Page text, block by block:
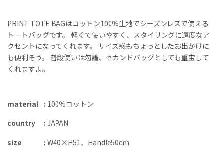
PRINT TOTE BAGはコットン100%生地でシーズンレスで使える
トートバッグです。 軽くて使いやすく、スタイリングに適度なア
クセントになってくれます。 サイズ感もちょっとしたお出かけに
も便利そう。 普段使いは勿論、セカンドバッグとしても重宝して
くれますよ。
material
100％コットン
country
JAPAN
size
W40×H51、Handle50cm